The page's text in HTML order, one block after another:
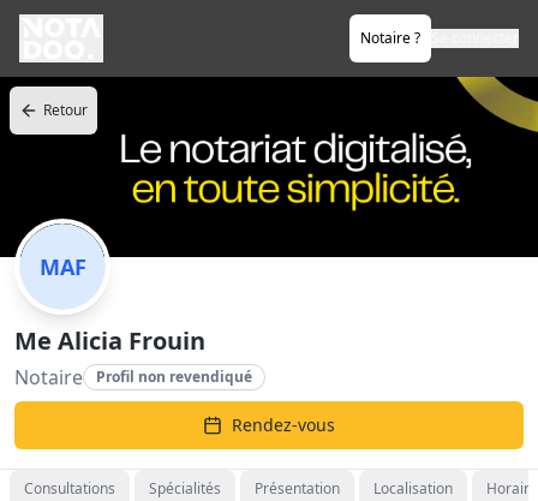
Notaire ?
Retour
MAF
Me Alicia Frouin
Notaire Profil non revendiqué
Rendez-vous
Consultations Spécialités Présentation Localisation